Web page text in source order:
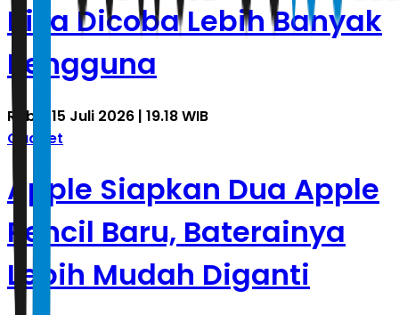
Bisa Dicoba Lebih Banyak
Pengguna
Rabu, 15 Juli 2026 | 19.18 WIB
Gadget
Apple Siapkan Dua Apple
Pencil Baru, Baterainya
Lebih Mudah Diganti